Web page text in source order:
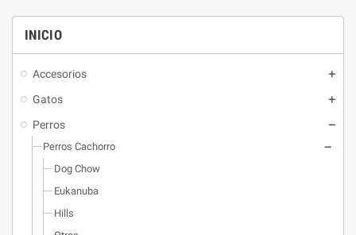
INICIO
Accesorios
Gatos
Perros
Perros Cachorro
Dog Chow
Eukanuba
Hills